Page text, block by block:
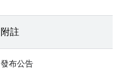
附註
發布公告